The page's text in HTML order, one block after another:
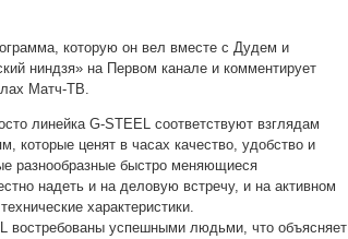
которую он вел вместе с Дудем и
ниндзя» на Первом канале и комментирует
Матч-ТВ.
линейка G-STEEL соответствуют взглядам
ценят в часах качество, удобство и
разнообразные быстро меняющиеся
надеть и на деловую встречу, и на активном
характеристики.
востребованы успешными людьми, что объясняет